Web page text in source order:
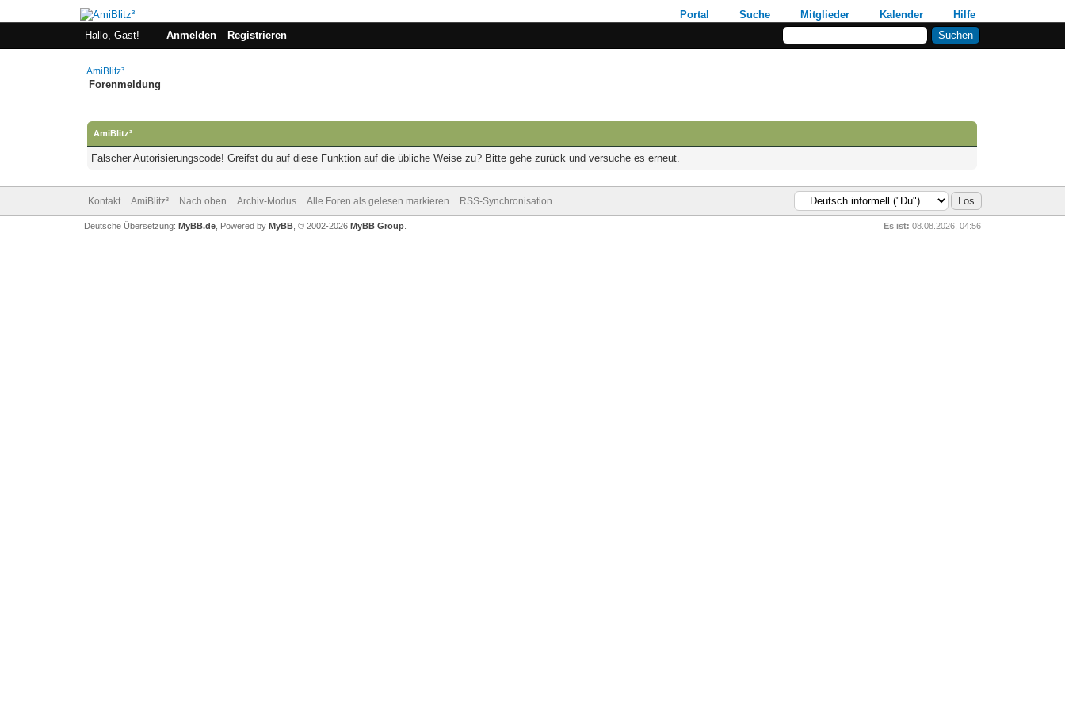
Portal Suche Mitglieder Kalender
Hilfe
Hallo, Gast!
Anmelden Registrieren
AmiBlitz³
Forenmeldung
AmiBlitz³
Falscher Autorisierungscode! Greifst du auf diese Funktion auf die übliche Weise zu? Bitte gehe zurück und versuche es erneut.
Kontakt AmiBlitz³ Nach oben Archiv-Modus Alle Foren als gelesen markieren RSS-Synchronisation
Es ist: 08.08.2026, 04:56
Deutsche Übersetzung: MyBB.de, Powered by MyBB, © 2002-2026 MyBB Group.